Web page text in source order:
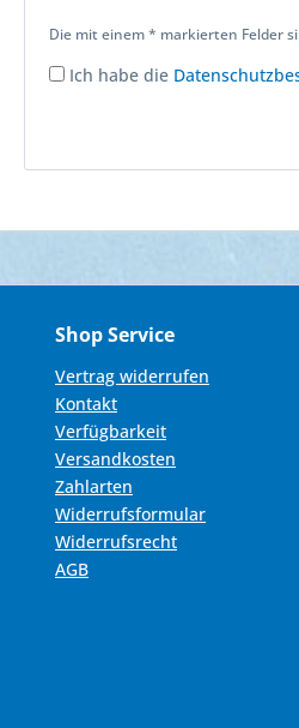
Die mit einem * markierten Felder
Ich habe die
Shop Service
Vertrag widerrufen
Kontakt
Verfügbarkeit
Versandkosten
Zahlarten
Widerrufsformular
Widerrufsrecht
AGB